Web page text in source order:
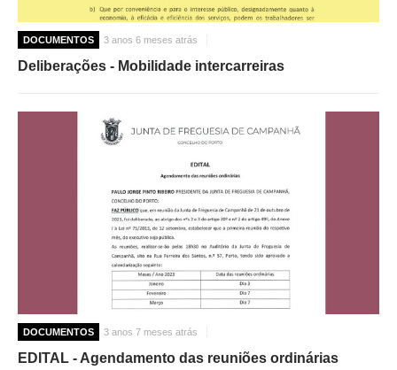
DOCUMENTOS 3 anos 6 meses atrás
Deliberações - Mobilidade intercarreiras
DOCUMENTOS 3 anos 7 meses atrás
EDITAL - Agendamento das reuniões ordinárias